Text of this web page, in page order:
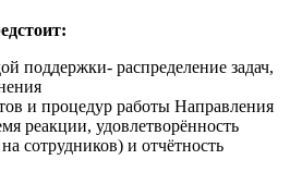
поддержки- распределение задач,
и процедур работы Направления
реакции, удовлетворённость
сотрудников) и отчётность